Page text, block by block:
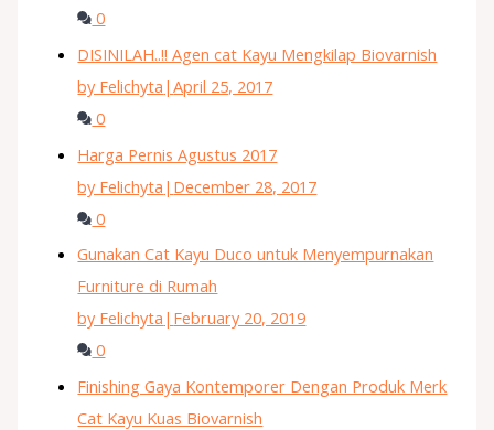
0
DISINILAH..!! Agen cat Kayu Mengkilap Biovarnish
by Felichyta |April 25, 2017
0
Harga Pernis Agustus 2017
by Felichyta | December 28, 2017
0
Gunakan Cat Kayu Duco untuk Menyempurnakan
Furniture di Rumah
by Felichyta | February 20, 2019
0
Finishing Gaya Kontemporer Dengan Produk Merk
Cat Kayu Kuas Biovarnish